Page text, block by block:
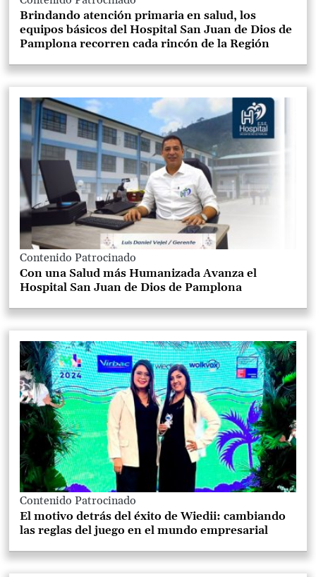
Brindando atención primaria en salud, los
equipos básicos del Hospital San Juan de Dios de
Pamplona recorren cada rincón de la Región
Contenido Patrocinado
Con una Salud más Humanizada Avanza el
Hospital San Juan de Dios de Pamplona
Contenido Patrocinado
El motivo detrás del éxito de Wiedii: cambiando
las reglas del juego en el mundo empresarial